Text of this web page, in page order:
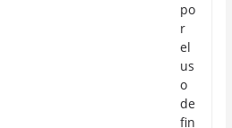
po
r
el
us
o
de
fin